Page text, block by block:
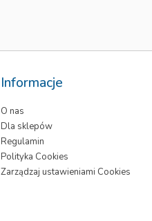
Informacje
O nas
Dla sklepów
Regulamin
Polityka Cookies
Zarządzaj ustawieniami Cookies